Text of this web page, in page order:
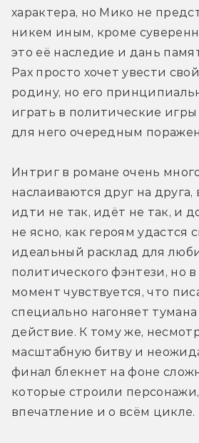
характера, но Мико не
никем иным, кроме
это её наследие и дань
Рах просто хочет увести
родину, но его
играть в политические игры
для него очередным
Интриг в романе очень
наслаиваются друг на друга,
идти не так, идёт не так, и
не ясно, как героям удастся
идеальный расклад для
политического фэнтези, но
момент чувствуется, что
специально нагоняет
действие. К тому же,
масштабную битву и
финал блекнет на фоне
которые строили
впечатление и о всём цикле.